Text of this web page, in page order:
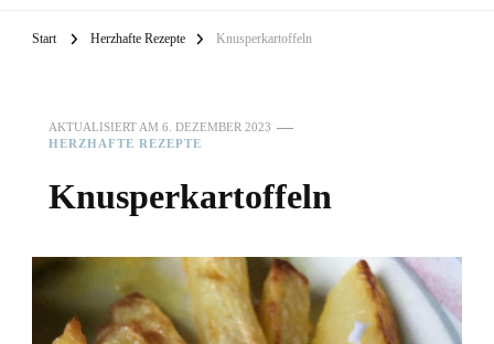
Start Herzhafte Rezepte Knusperkartoffeln
AKTUALISIERT AM 6. DEZEMBER 2023
HERZHAFTE REZEPTE
Knusperkartoffeln